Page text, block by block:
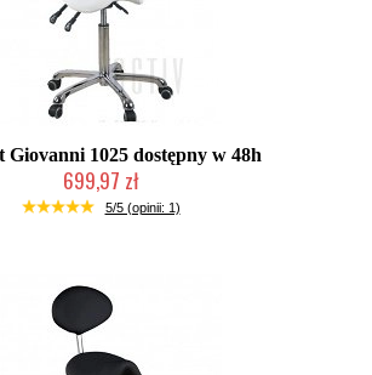
Giovanni 1025 dostępny w 48h
699,97 zł
W magazynie producenta
5/5 (opinii: 1)